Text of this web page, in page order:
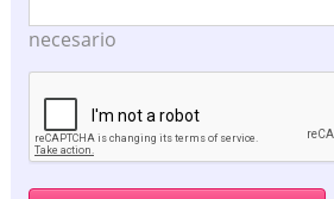
necesario